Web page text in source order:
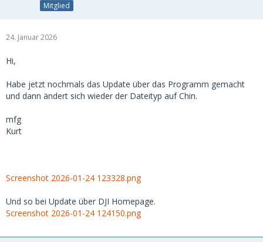
Mitglied
24. Januar 2026
Hi,
Habe jetzt nochmals das Update über das Programm gemacht
und dann ändert sich wieder der Dateityp auf Chin.
mfg
Kurt
Screenshot 2026-01-24 123328.png
Und so bei Update über DJI Homepage.
Screenshot 2026-01-24 124150.png